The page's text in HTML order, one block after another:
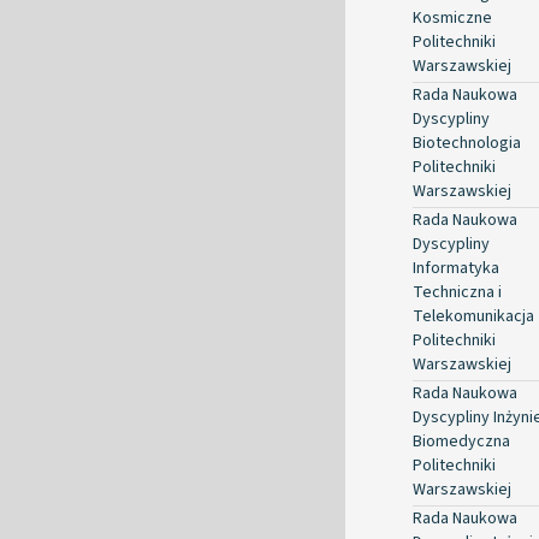
Kosmiczne
Politechniki
Warszawskiej
Rada Naukowa
Dyscypliny
Biotechnologia
Politechniki
Warszawskiej
Rada Naukowa
Dyscypliny
Informatyka
Techniczna i
Telekomunikacja
Politechniki
Warszawskiej
Rada Naukowa
Dyscypliny
Biomedyczna
Politechniki
Warszawskiej
Rada Naukowa